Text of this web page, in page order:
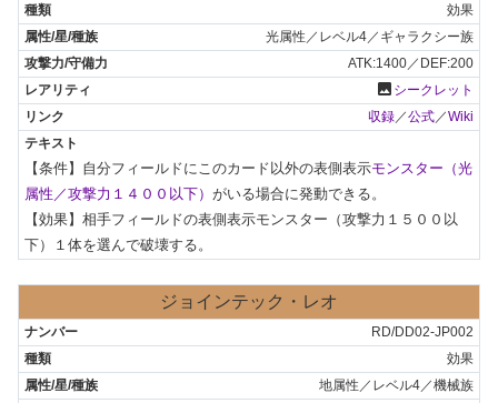
効果
光属性／レベル4／ギャラクシー族
ATK:1400／DEF:200
photo シークレット
収録 ／公式 ／Wiki
【条件】自分フィールドにこのカード以外の表側表示モンスター（光
属性／攻撃力１４００以下） がいる場合に発動できる。
【効果】相手フィールドの表側表示モンスター（攻撃力１５００以
下）１体を選んで破壊する。
ジョインテック・レオ
RD/DD02-JP002
効果
地属性／レベル4／機械族